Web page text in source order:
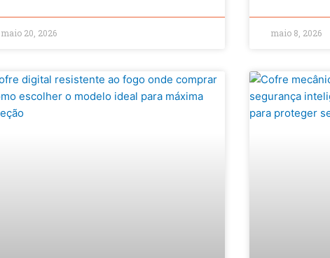
maio 20, 2026 maio 8, 2026